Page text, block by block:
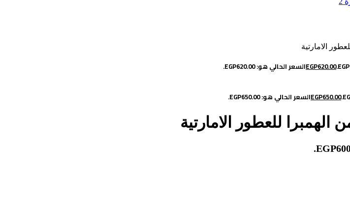
EGP620.00 السعر الحالي هو: EGP620.00.
EGP650.00 السعر الحالي هو: EGP650.00.